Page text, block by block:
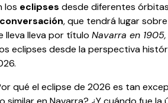
los eclipsesdesde diferentes
conversación, que tendrá lugar
lleva lleva por títuloNavarra en
eclipses desde la perspectiva
qué el eclipse de 2026 es tan